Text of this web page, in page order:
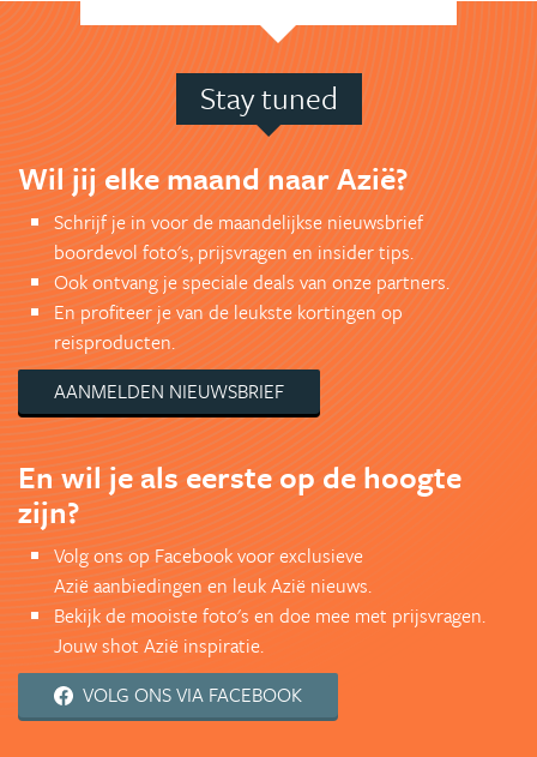
Stay tuned
Wil jij elke maand naar Azië?
Schrijf je in voor de maandelijkse nieuwsbrief
boordevol foto's, prijsvragen en insider tips.
Ook ontvang je speciale deals van onze partners.
En profiteer je van de leukste kortingen op
reisproducten.
AANMELDEN NIEUWSBRIEF
En wil je als eerste op de hoogte
zijn?
Volg ons op Facebook voor exclusieve
Azië aanbiedingen en leuk Azië nieuws.
Bekijk de mooiste foto's en doe mee met prijsvragen.
Jouw shot Azië inspiratie.
VOLG ONS VIA FACEBOOK